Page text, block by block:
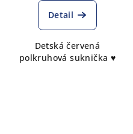
Detail
Detská červená
polkruhová suknička ♥